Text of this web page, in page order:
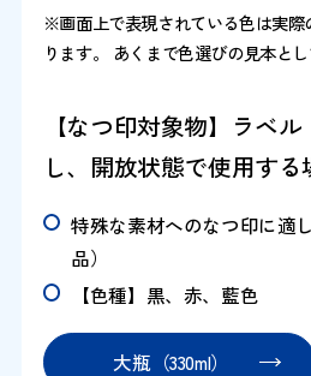
※画面上で表現されている色は実際
ります。 あくまで色選びの見本と
【なつ印対象物】ラベ
し、開放状態で使用する
特殊な素材へのなつ印に適
品）
【色種】黒、赤、藍色
大瓶（330ml）